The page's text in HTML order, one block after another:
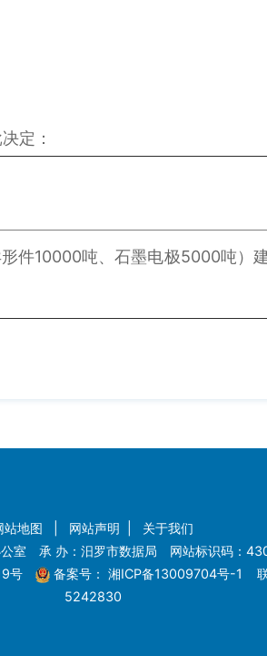
定：
件10000吨、石墨电极5000吨）
站地图 网站声明
关于我们
公室 承 办：汨罗市数据局 网站标识码：
号
备案号： 湘ICP备13009704号-1
5242830